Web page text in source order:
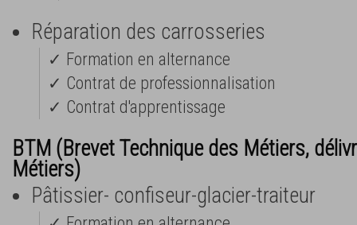
Réparation des carrosseries
✓ Formation en alternance
✓ Contrat de professionnalisation
✓ Contrat d'apprentissage
BTM (Brevet Technique des Métiers,
Métiers)
Pâtissier- confiseur-glacier-traiteur